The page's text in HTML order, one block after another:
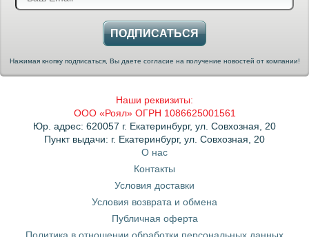
ПОДПИСАТЬСЯ
Нажимая кнопку подписаться, Вы даете согласие на получение новостей от компании!
Наши реквизиты:
ООО «Роял» ОГРН 1086625001561
Юр. адрес: 620057 г. Екатеринбург, ул. Совхозная, 20
Пункт выдачи: г. Екатеринбург, ул. Совхозная, 20
О нас
Контакты
Условия доставки
Условия возврата и обмена
Публичная оферта